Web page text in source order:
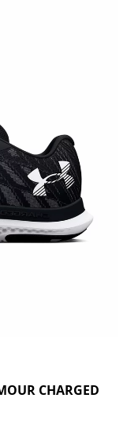
CHARGED